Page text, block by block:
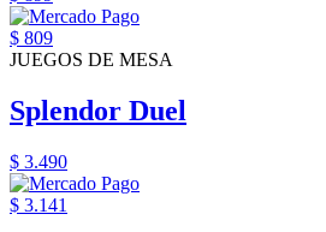
$ 809
JUEGOS DE MESA
Splendor Duel
$ 3.490
$ 3.141